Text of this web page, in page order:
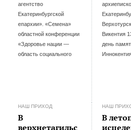
агентство
Екатеринбургской
епархии». «Семена»
областной конференции
«Здоровье нации —
область социального
Викентия
день
НАШ ПРИХОД
В
верхнетагильс
НАШ
В